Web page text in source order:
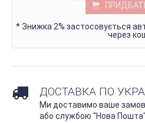
*Знижка 2% застосовується
через
ДОСТАВКА ПО
Ми доставимо ваше
або службою "Нова Пошта"